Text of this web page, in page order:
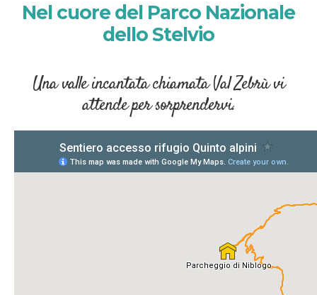
Nel cuore del Parco Nazionale
dello Stelvio
Una valle incantata chiamata Val Zebrù vi
attende per sorprendervi.